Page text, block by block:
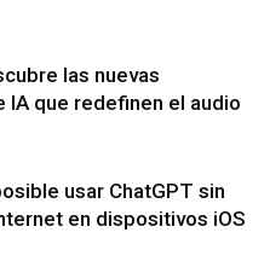
las nuevas
IA que redefinen el audio
usar ChatGPT sin
en dispositivos iOS